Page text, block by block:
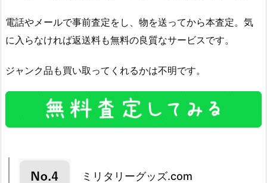
電話やメールで事前査定をし、物を送ってから本査定。気
に入らなければ返送料も無料の良質なサービスです。
ジャンク品も買い取ってくれるかは不明です。
ミリタリーグッズ.com